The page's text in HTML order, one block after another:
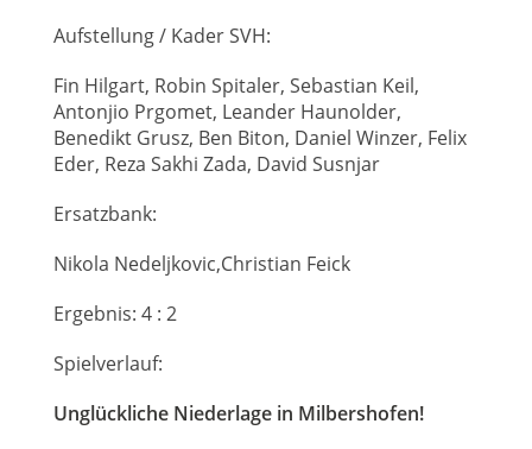
Aufstellung / Kader SVH:
Fin Hilgart, Robin Spitaler, Sebastian Keil,
Antonjio Prgomet, Leander Haunolder,
Benedikt Grusz, Ben Biton, Daniel Winzer, Felix
Eder, Reza Sakhi Zada, David Susnjar
Ersatzbank:
Nikola Nedeljkovic,Christian Feick
Ergebnis: 4 : 2
Spielverlauf:
Unglückliche Niederlage in Milbershofen!